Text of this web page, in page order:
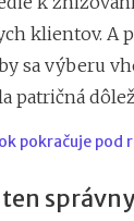
klientov. A
sa výberu
patričná
pokračuje pod